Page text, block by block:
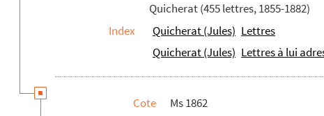
Quicherat (455 lettres, 1855-1882)
Index
Quicherat (Jules) Lettres
Quicherat (Jules) Lettres à lui
Cote
Ms 1862